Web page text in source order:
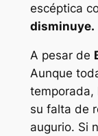
escéptica
disminuye.
A pesar de
Aunque
temporada,
su falta de
augurio. Si